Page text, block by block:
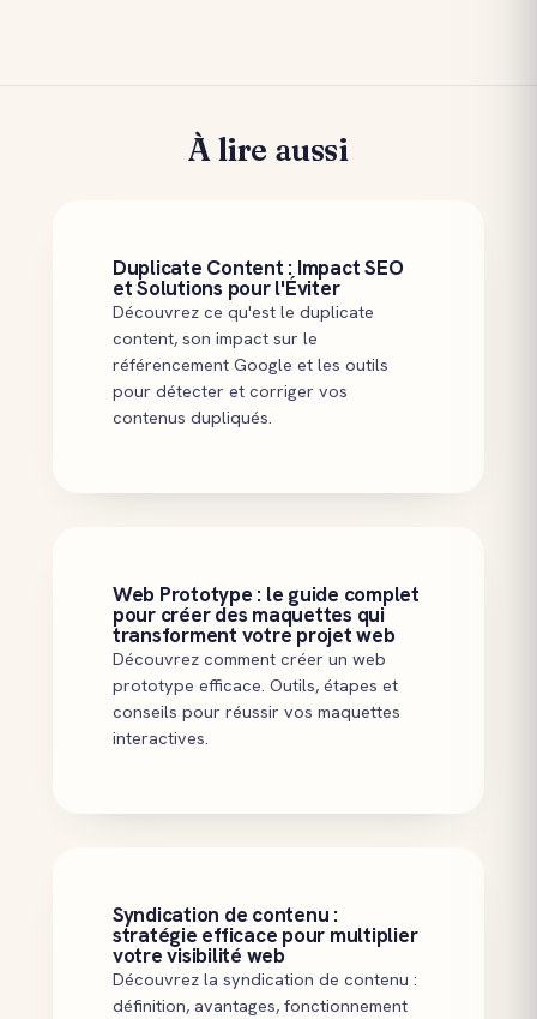
À lire aussi
Duplicate Content : Impact SEO
et Solutions pour l'Éviter
Découvrez ce qu'est le duplicate
content, son impact sur le
référencement Google et les outils
pour détecter et corriger vos
contenus dupliqués.
Web Prototype : le guide complet
pour créer des maquettes qui
transforment votre projet web
Découvrez comment créer un web
prototype efficace. Outils, étapes et
conseils pour réussir vos maquettes
interactives.
Syndication de contenu :
stratégie efficace pour multiplier
votre visibilité web
Découvrez la syndication de contenu :
définition, avantages, fonctionnement